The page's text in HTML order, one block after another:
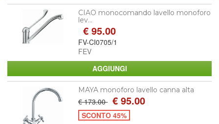
CIAO monocomando lavello monoforo
lev...
€ 95.00
FV-CI0705/1
FEV
MAYA monoforo lavello canna alta
€ 173.00 € 95.00
SCONTO 45%